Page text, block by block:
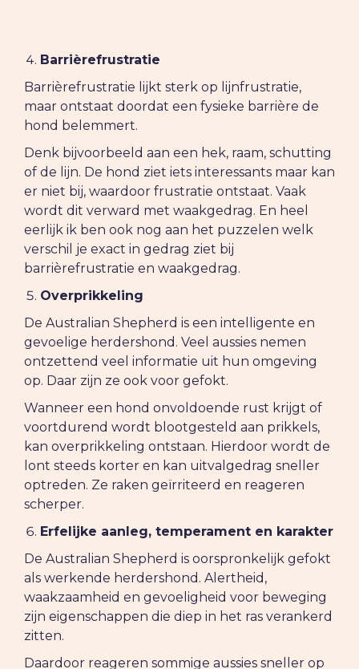
Barrièrefrustratie
Barrièrefrustratie lijkt sterk op lijnfrustratie,
maar ontstaat doordat een fysieke barrière de
hond belemmert.
Denk bijvoorbeeld aan een hek, raam, schutting
of de lijn. De hond ziet iets interessants maar kan
er niet bij, waardoor frustratie ontstaat. Vaak
wordt dit verward met waakgedrag. En heel
eerlijk ik ben ook nog aan het puzzelen welk
verschil je exact in gedrag ziet bij
barrièrefrustratie en waakgedrag.
Overprikkeling
De Australian Shepherd is een intelligente en
gevoelige herdershond. Veel aussies nemen
ontzettend veel informatie uit hun omgeving
op. Daar zijn ze ook voor gefokt.
Wanneer een hond onvoldoende rust krijgt of
voortdurend wordt blootgesteld aan prikkels,
kan overprikkeling ontstaan. Hierdoor wordt de
lont steeds korter en kan uitvalgedrag sneller
optreden. Ze raken geïrriteerd en reageren
scherper.
Erfelijke aanleg, temperament en karakter
De Australian Shepherd is oorspronkelijk gefokt
als werkende herdershond. Alertheid,
waakzaamheid en gevoeligheid voor beweging
zijn eigenschappen die diep in het ras verankerd
zitten.
Daardoor reageren sommige aussies sneller op